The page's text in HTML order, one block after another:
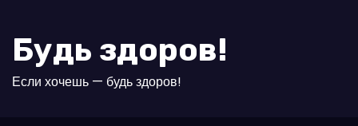
Будь здоров!
Если хочешь — будь здоров!